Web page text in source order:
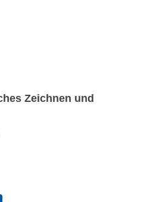
Zeichnen und